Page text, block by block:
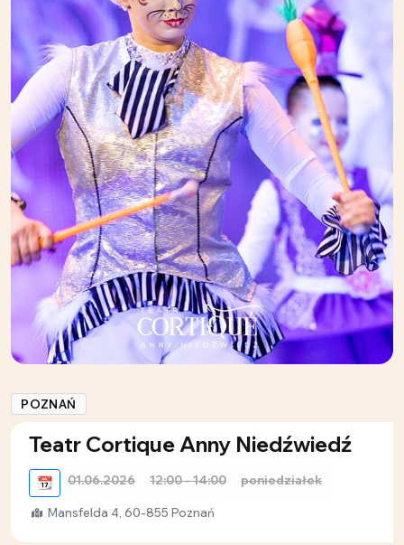
POZNAŃ
Teatr Cortique Anny Niedźwiedź
📆 01.06.2026 12:00 - 14:00 poniedziałek
Mansfelda 4, 60-855 Poznań